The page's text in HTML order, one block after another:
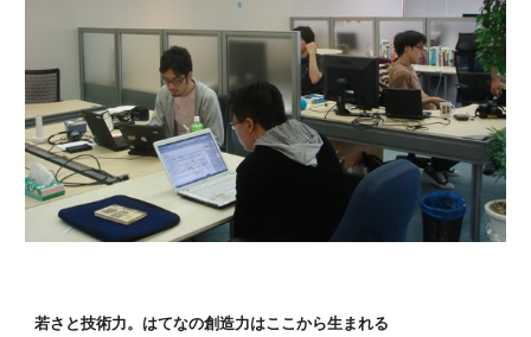
若さと技術力。はてなの創造力はここから生まれる